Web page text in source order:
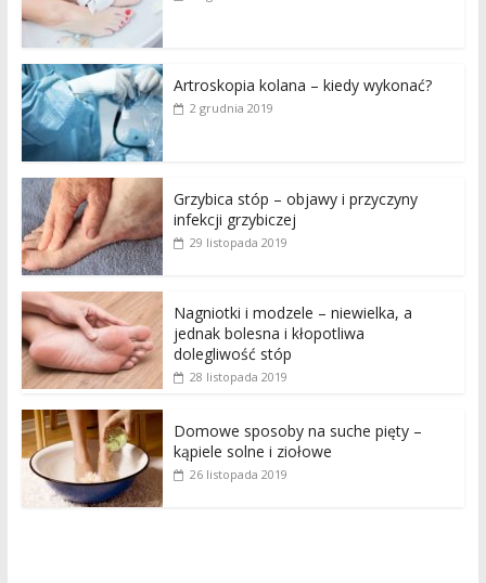
Artroskopia kolana – kiedy wykonać?
2 grudnia 2019
Grzybica stóp – objawy i przyczyny
infekcji grzybiczej
29 listopada 2019
Nagniotki i modzele – niewielka, a
jednak bolesna i kłopotliwa
dolegliwość stóp
28 listopada 2019
Domowe sposoby na suche pięty –
kąpiele solne i ziołowe
26 listopada 2019